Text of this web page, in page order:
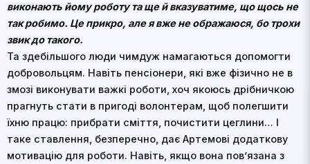
виконають йому роботу та ще й вказуватиме, що щось не
так робимо. Це прикро, але я вже не ображаюся, бо трохи
звик до такого.
Та здебільшого люди чимдуж намагаються допомогти
добровольцям. Навіть пенсіонери, які вже фізично не в
змозі виконувати важкі роботи, хоч якоюсь дрібничкою
прагнуть стати в пригоді волонтерам, щоб полегшити
їхню працю: прибрати сміття, почистити цеглини… І
таке ставлення, безперечно, дає Артемові додаткову
мотивацію для роботи. Навіть, якщо вона пов’язана з